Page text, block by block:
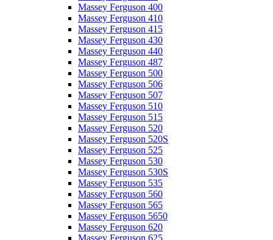
Massey Ferguson 400
Massey Ferguson 410
Massey Ferguson 415
Massey Ferguson 430
Massey Ferguson 440
Massey Ferguson 487
Massey Ferguson 500
Massey Ferguson 506
Massey Ferguson 507
Massey Ferguson 510
Massey Ferguson 515
Massey Ferguson 520
Massey Ferguson 520S
Massey Ferguson 525
Massey Ferguson 530
Massey Ferguson 530S
Massey Ferguson 535
Massey Ferguson 560
Massey Ferguson 565
Massey Ferguson 5650
Massey Ferguson 620
Massey Ferguson 625